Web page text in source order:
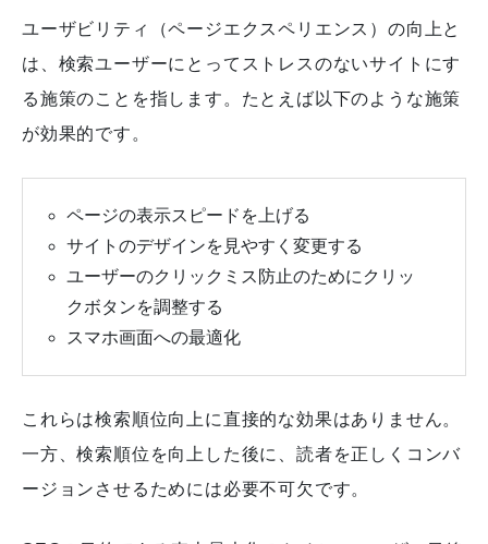
ユーザビリティ（ページエクスペリエンス）の向上と
は、検索ユーザーにとってストレスのないサイトにす
る施策のことを指します。たとえば以下のような施策
が効果的です。
ページの表示スピードを上げる
サイトのデザインを見やすく変更する
ユーザーのクリックミス防止のためにクリッ
クボタンを調整する
スマホ画面への最適化
これらは検索順位向上に直接的な効果はありません。
一方、検索順位を向上した後に、読者を正しくコンバ
ージョンさせるためには必要不可欠です。